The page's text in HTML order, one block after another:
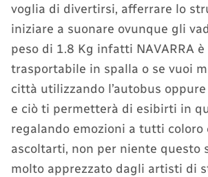
voglia di divertirsi, afferrare lo
iniziare a suonare ovunque gli
peso di 1.8 Kg infatti NAVARRA
trasportabile in spalla o se vuoi
città utilizzando l’autobus
e ciò ti permetterà di esibirti in
regalando emozioni a tutti coloro
ascoltarti, non per niente questo
molto apprezzato dagli artisti di